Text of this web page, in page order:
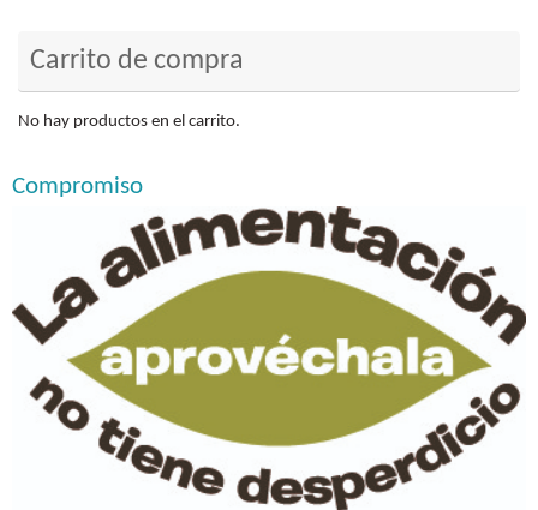
Carrito de compra
No hay productos en el carrito.
Compromiso